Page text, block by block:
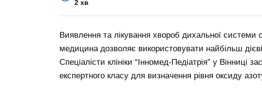
2 хв
Виявлення та лікування хвороб дихальної
медицина дозволяє використовувати найбільш
Спеціалісти клініки “Інномед-Педіатрія” у Вінниці
експертного класу для визначення рівня оксиду